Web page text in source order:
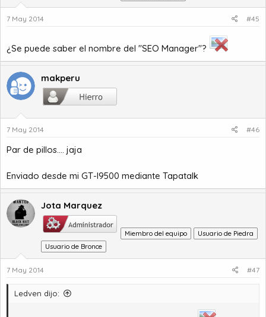
7 May 2014 #45
¿Se puede saber el nombre del "SEO Manager"?
makperu
7 May 2014 #46
Par de pillos.... jaja
Enviado desde mi GT-I9500 mediante Tapatalk
Jota Marquez
Miembro del equipo
Usuario de Piedra
Usuario de Bronce
7 May 2014 #47
Ledven dijo: